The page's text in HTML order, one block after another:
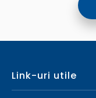
Link-uri utile